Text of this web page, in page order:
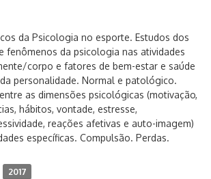
da Psicologia no esporte. Estudos dos
fenômenos da psicologia nas atividades
corpo e fatores de bem-estar e saúde
personalidade. Normal e patológico.
as dimensões psicológicas (motivação,
hábitos, vontade, estresse,
reações afetivas e auto-imagem)
específicas. Compulsão. Perdas.
2017